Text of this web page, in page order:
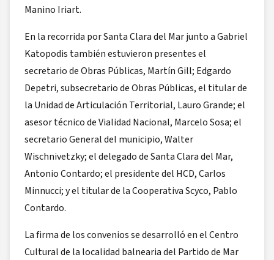
Manino Iriart.
En la recorrida por Santa Clara del Mar junto a Gabriel
Katopodis también estuvieron presentes el
secretario de Obras Públicas, Martín Gill; Edgardo
Depetri, subsecretario de Obras Públicas, el titular de
la Unidad de Articulación Territorial, Lauro Grande; el
asesor técnico de Vialidad Nacional, Marcelo Sosa; el
secretario General del municipio, Walter
Wischnivetzky; el delegado de Santa Clara del Mar,
Antonio Contardo; el presidente del HCD, Carlos
Minnucci; y el titular de la Cooperativa Scyco, Pablo
Contardo.
La firma de los convenios se desarrolló en el Centro
Cultural de la localidad balnearia del Partido de Mar